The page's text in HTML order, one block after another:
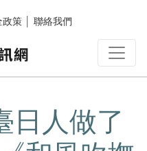
政策 聯絡我們
日人做了